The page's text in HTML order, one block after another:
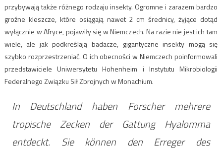
przybywają także różnego rodzaju insekty. Ogromne i zarazem bardzo
groźne kleszcze, które osiągają nawet 2 cm średnicy, żyjące dotąd
wyłącznie w Afryce, pojawiły się w Niemczech. Na razie nie jest ich tam
wiele, ale jak podkreślają badacze, gigantyczne insekty mogą się
szybko rozprzestrzeniać. O ich obecności w Niemczech poinformowali
przedstawiciele Uniwersytetu Hohenheim i Instytutu Mikrobiologii
Federalnego Związku Sił Zbrojnych w Monachium.
In Deutschland haben Forscher mehrere
tropische Zecken der Gattung Hyalomma
entdeckt. Sie können den Erreger des